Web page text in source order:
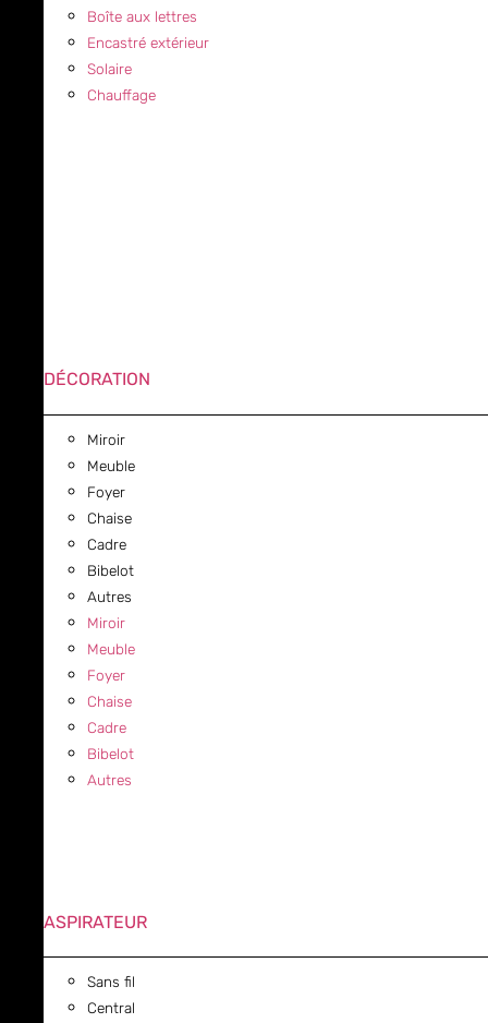
Boîte aux lettres
Encastré extérieur
Solaire
Chauffage
DÉCORATION
Miroir
Meuble
Foyer
Chaise
Cadre
Bibelot
Autres
Miroir
Meuble
Foyer
Chaise
Cadre
Bibelot
Autres
ASPIRATEUR
Sans fil
Central